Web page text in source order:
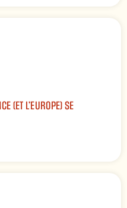
(ET L’EUROPE) SE